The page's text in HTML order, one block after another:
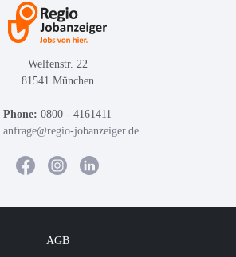
Welfenstr. 22
81541 München
Phone: 0800 - 4161411
anfrage@regio-jobanzeiger.de
AGB